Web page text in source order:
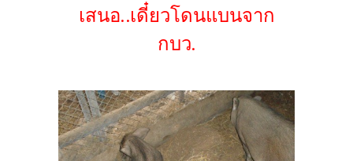
เสนอ..เดี๋ยวโดนแบนจาก
กบว.